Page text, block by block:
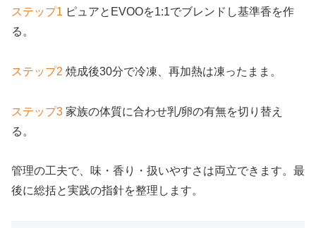
ステップ1 ピュアとEVOOを1:1でブレンドし基準香を作
る。
ステップ2 焼成後30分で冷凍、再加熱は凍ったまま。
ステップ3 家族の体質に合わせ乳/卵の有無を切り替え
る。
管理の工夫で、味・香り・扱いやすさは両立できます。最
後に総括と実践の指針を整理します。